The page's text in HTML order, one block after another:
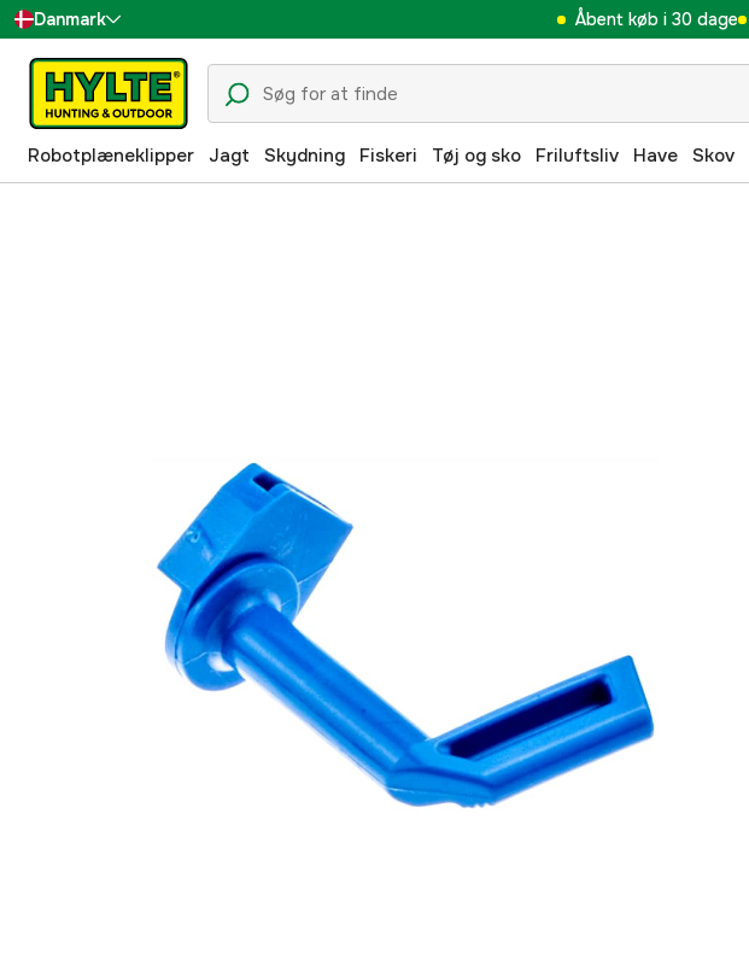
Danmark
Sverige
Suomi
Norge
Åbent køb i 30 dage
Robotplæneklipper Jagt Skydning Fiskeri Tøj og sko Friluftsliv Have Skov